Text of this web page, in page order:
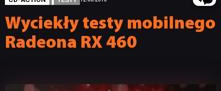
Wyciekły testy mobilnego
Radeona RX 460